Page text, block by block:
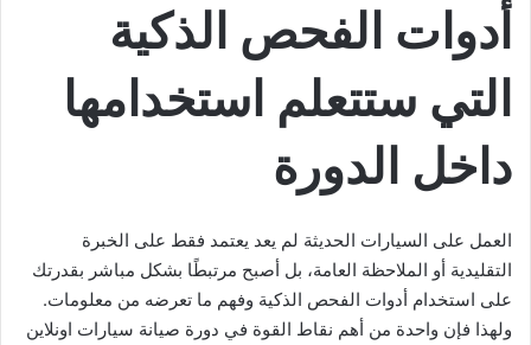
أدوات الفحص الذكية
التي ستتعلم استخدامها
داخل الدورة
العمل على السيارات الحديثة لم يعد يعتمد فقط على الخبرة
التقليدية أو الملاحظة العامة، بل أصبح مرتبطًا بشكل مباشر بقدرتك
على استخدام أدوات الفحص الذكية وفهم ما تعرضه من معلومات.
ولهذا فإن واحدة من أهم نقاط القوة في دورة صيانة سيارات اونلاين